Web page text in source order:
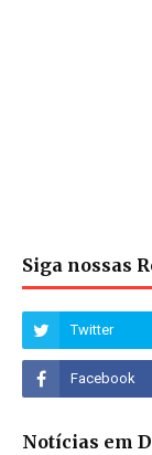
Siga nossas
Notícias em